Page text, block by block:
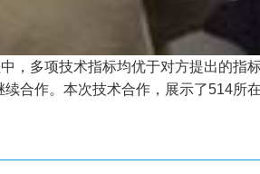
多项技术指标均优于对方提出的指
合作。本次技术合作，展示了514所